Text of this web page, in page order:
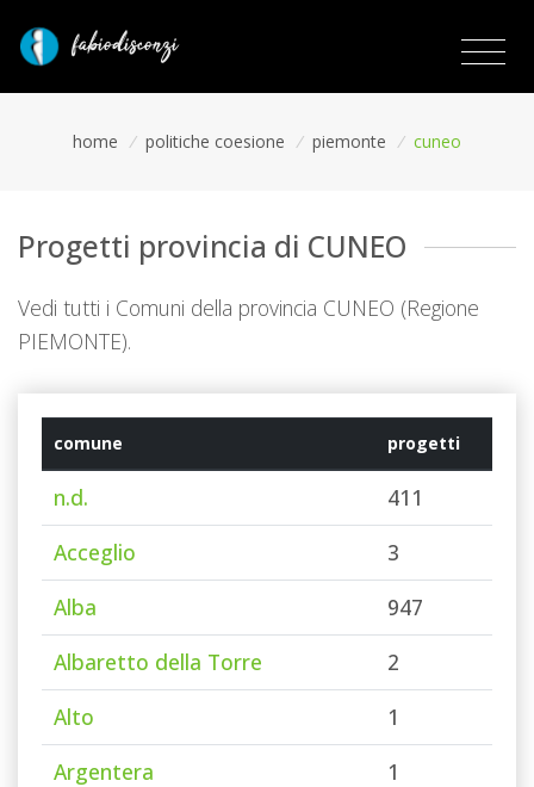
home / politiche coesione / piemonte / cuneo
Progetti provincia di CUNEO
Vedi tutti i Comuni della provincia CUNEO (Regione
PIEMONTE).
comune progetti
n.d.
411
Acceglio
3
Alba
947
Albaretto della Torre
2
Alto
1
Argentera
1